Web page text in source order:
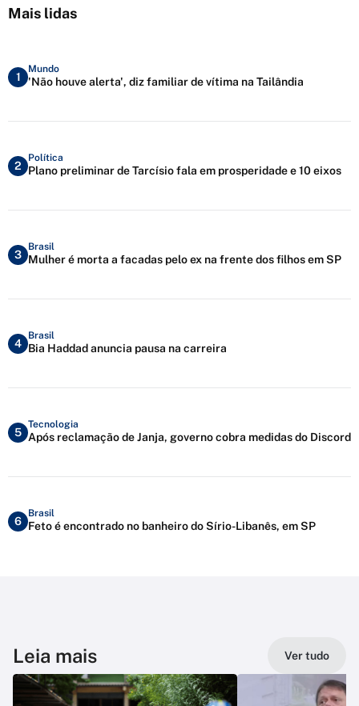
Mais lidas
1
Mundo
'Não houve alerta', diz familiar de vítima na Tailândia
2
Política
Plano preliminar de Tarcísio fala em prosperidade e 10 eixos
3
Brasil
Mulher é morta a facadas pelo ex na frente dos filhos em SP
4
Brasil
Bia Haddad anuncia pausa na carreira
5
Tecnologia
Após reclamação de Janja, governo cobra medidas do Discord
6
Brasil
Feto é encontrado no banheiro do Sírio-Libanês, em SP
Leia mais Ver tudo